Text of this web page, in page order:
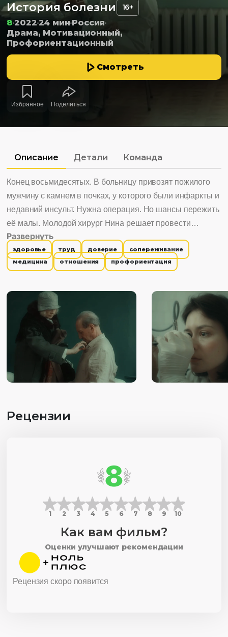
История болезни 16+
8 202224 мин Россия
Драма, Мотивационный,
Профориентационный
Смотреть
Избранное Поделиться
Описание Детали Команда
Конец восьмидесятых. В больницу привозят пожилого
мужчину с камнем в почках, у которого были инфаркты и
недавний инсульт. Нужна операция. Но шансы пережить
её малы. Молодой хирург Нина решает провести
операцию несмотря на то, что её коллеги настаивают
взять отказ пациента от операции. Ведь он все равно
умрет, так хоть не по вине лечащих врачей. Огромный
шансы на успех и угроза оставить пятно на репутации
или искренняя вера пациента, надеющегося на лучшее?
Развернуть
здоровье труд доверие
сопереживание
медицина
отношения профориентация
Рецензии
8
1 2 3 4 5 6 7 8 9 10
Как вам фильм?
Оценки улучшают рекомендации
Рецензия скоро появится